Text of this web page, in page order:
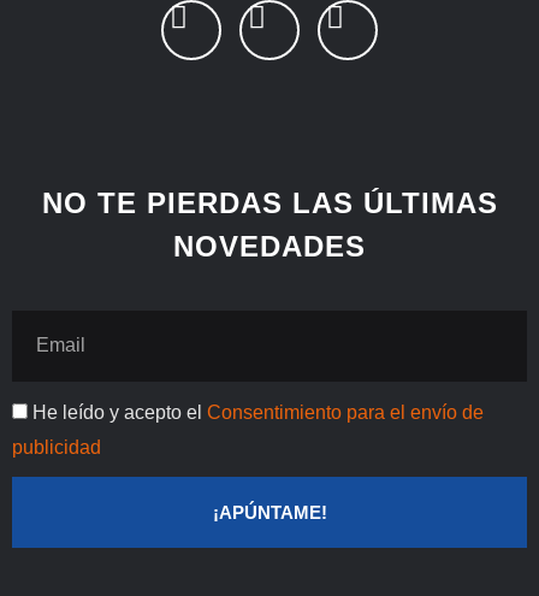
L
i
n
P
e
s
t
F
o
k
NO TE PIERDAS LAS ÚLTIMAS
NOVEDADES
Publicidad
He leído y acepto el Consentimiento para el envío de
publicidad
¡APÚNTAME!